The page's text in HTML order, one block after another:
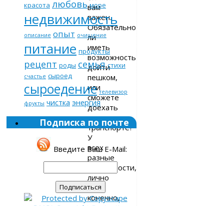
вам
важен.
Обязательно
ли
иметь
возможность
дойти
пешком,
или
сможете
доехать
на
транспорте?
У
всех
разные
потребности,
лично
мне,
конечно,
красота любовь море
недвижимость
описание опыт очищение
питание продукты
рецепт роды семья стихи
счастье сыроед
сыроедение телевизор
фрукты чистка энергия
Подписка по почте
Введите Ваш E-Mail: